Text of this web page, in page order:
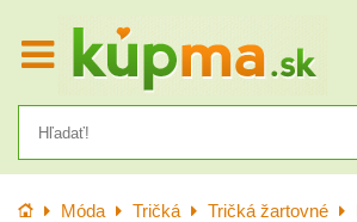
Úvod Móda Tričká Tričká žartovné